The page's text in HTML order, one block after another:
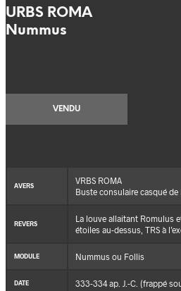
URBS ROMA
Nummus
VENDU
AVERS
VRBS ROMA
Buste consulaire casqué de
REVERS
La louve allaitant Romulus
étoiles au-dessus, TRS à
MODULE Nummus ou Follis
DATE 333-334 ap. J.-C. (frappé